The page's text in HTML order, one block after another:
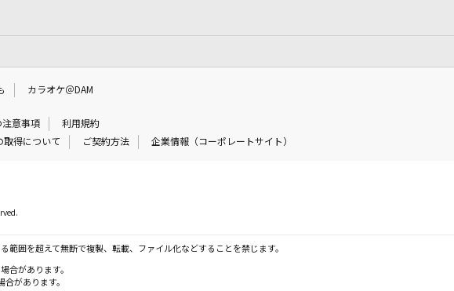
カラオケ＠DAM
注意事項
利用規約
取得について ご契約方法 企業情報（コーポレートサイト）
範囲を超えて無断で複製、転載、ファイル化などすることを禁じます。
合があります。
があります。